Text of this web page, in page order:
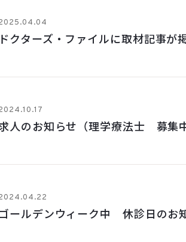
ドクターズ・ファイルに取材記事が
人のお知らせ（理学療法士 募集
ゴールデンウィーク中 休診日のお